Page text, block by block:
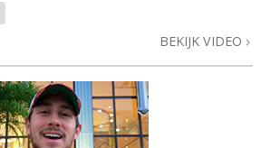
BEKIJK VIDEO